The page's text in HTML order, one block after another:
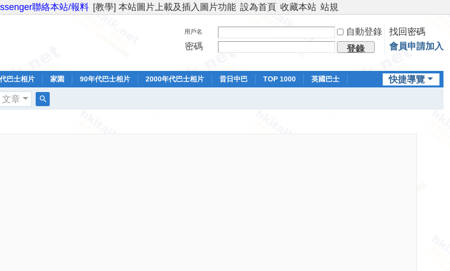
聯絡本站/報料 [教學] 本站圖片上載及插入圖片功能 設為首頁 收藏本站 站規
用戶名 自動登錄
找回密碼
密碼
登錄 會員申請加入
快捷導覽
巴士相片 家園 90年代巴士相片 2000年代巴士相片 昔日中巴 TOP 1000
英國巴士
文章